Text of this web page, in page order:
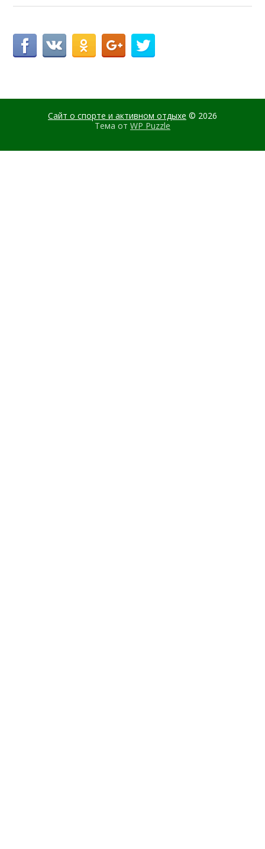
Сайт о спорте и активном отдыхе © 2026
Тема от WP Puzzle